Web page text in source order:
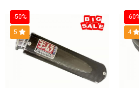
-50%
5
-
4